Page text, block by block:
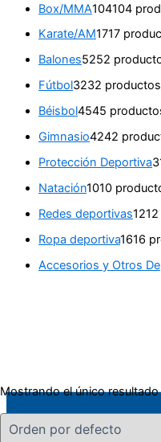
Box/MMA104104
Karate/AM1717
Balones5252
Fútbol3232 productos
Béisbol4545
Gimnasio4242
Protección Deportiva
Natación1010
Redes deportivas12
Ropa deportiva1616
Accesorios y Otros
Mostrando el único resultado
Todos los derechos ©